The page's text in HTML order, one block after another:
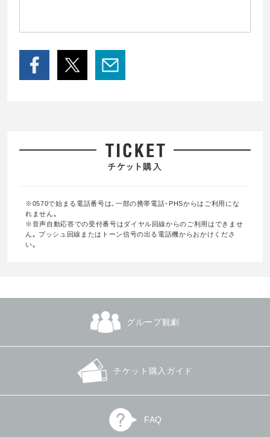
※0570で始まる電話番号は､一部の携帯電話･PHSからはご利用にな
れません｡
※音声自動応答での受付番号はダイヤル回線からのご利用はできませ
ん｡ プッシュ回線またはトーン信号の出る電話機からおかけくださ
い｡
グループ観劇
チケット購入ガイド
FAQ